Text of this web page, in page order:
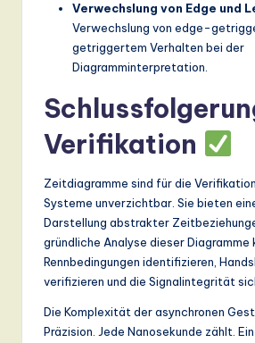
Verwechslung von Edge und
Verwechslung von edge-
getriggertem Verhalten bei der
Diagramminterpretation.
Verifikation
Zeitdiagramme sind für die
Systeme unverzichtbar. Sie bieten
Darstellung abstrakter
gründliche Analyse dieser Diagramme
Rennbedingungen identifizieren,
verifizieren und die Signalintegrität
Die Komplexität der asynchronen
Präzision. Jede Nanosekunde zählt.